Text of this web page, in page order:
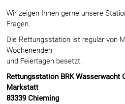
Wir zeigen Ihnen gerne unsere
Fragen.
Die Rettungsstation ist regulär von
Wochenenden
und Feiertagen besetzt.
Rettungsstation BRK Wasserwacht
Markstatt
83339 Chieming